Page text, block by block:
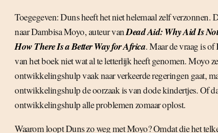
Toegegeven: Duns heeft het niet helemaal zelf verzonnen.
naar Dambisa Moyo, auteur vanDead Aid: Why Aid Is
How There Is a Better Way for Africa. Maar de vraag is of
van het boek niet wat al te letterlijk heeft genomen. Moyo
ontwikkelingshulp vaak naar verkeerde regeringen gaat,
ontwikkelingshulp de oorzaak is van dode kindertjes. Of
ontwikkelingshulp alle problemen zomaar oplost.
Waarom loopt Duns zo weg met Moyo? Omdat die het